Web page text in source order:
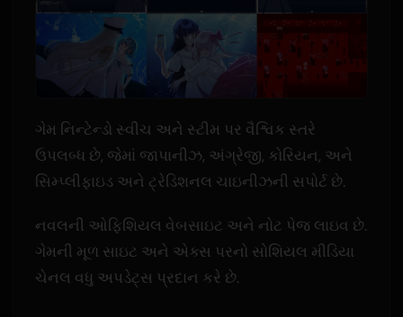
ગેમ નિન્ટેન્ડો સ્વીચ અને સ્ટીમ પર વૈશ્વિક સ્તરે
ઉપલબ્ધ છે, જેમાં જાપાનીઝ, અંગ્રેજી, કોરિયન, અને
સિમ્પ્લીફાઇડ અને ટ્રેડિશનલ ચાઇનીઝની સપોર્ટ છે.
નવલની ઓફિશિયલ વેબસાઇટ અને નોટ પેજ લાઇવ છે.
ગેમની મૂળ સાઇટ અને એક્સ પરનો સોશિયલ મીડિયા
ચેનલ વધુ અપડેટ્સ પ્રદાન કરે છે.